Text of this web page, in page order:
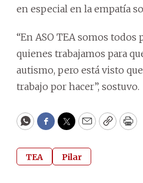
en especial en la empatía
“En ASO TEA somos todos
quienes trabajamos para
autismo, pero está visto
trabajo por hacer”, sostuvo.
WhatsApp
Facebook
Twitter
EmailCopy
TEA Pilar